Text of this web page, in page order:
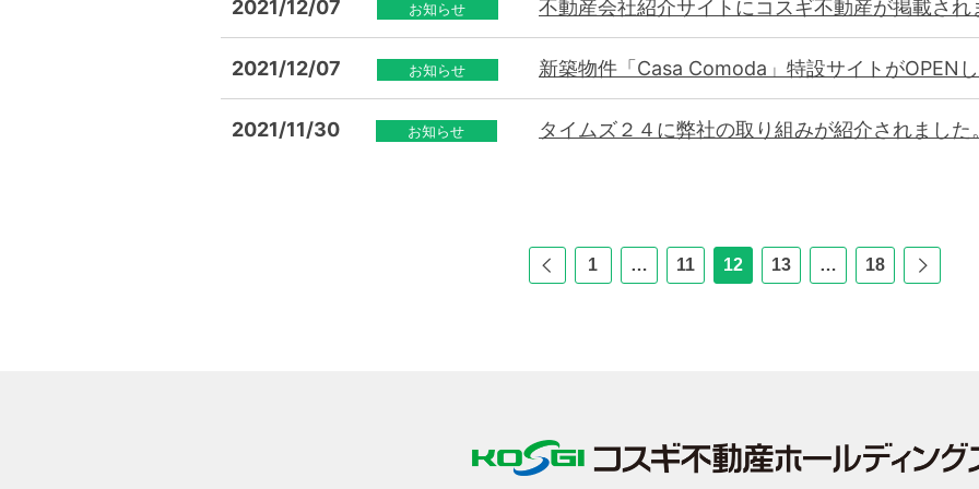
2021/12/07 お知らせ 不動産会社紹介サイトにコスギ不動産が掲載され
2021/12/07 お知らせ 新築物件「Casa Comoda」特設サイトがOPENし
2021/11/30 お知らせ タイムズ２４に弊社の取り組みが紹介されました。
の
1 … 11 12 13 … 18
の